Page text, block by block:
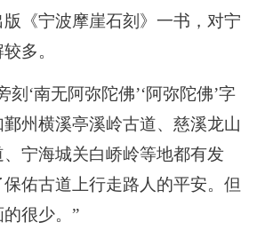
宁波摩崖石刻》一书，对宁
多。
‘南无阿弥陀佛’‘阿弥陀佛’字
州横溪亭溪岭古道、慈溪龙山
宁海城关白峤岭等地都有发
佑古道上行走路人的平安。但
很少。”